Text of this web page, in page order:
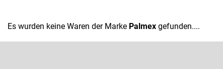
Es wurden keine Waren der Marke Palmex gefunden....